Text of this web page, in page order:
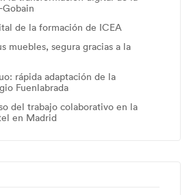
de la formación de ICEA
muebles, segura gracias a la
rápida adaptación de la
Fuenlabrada
del trabajo colaborativo en la
en Madrid